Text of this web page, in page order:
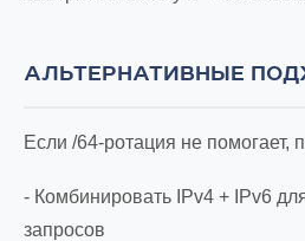
АЛЬТЕРНАТИВНЫЕ
Если /64-ротация не помогает,
- Комбинировать IPv4 + IPv6
запросов